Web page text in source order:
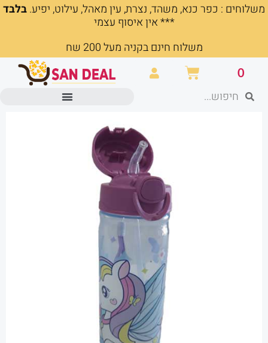
דילוג
משלוחים : כפר כנא, משהד, נצרת, עין מאהל, עילוט, יפיע.בלבד
*** אין איסוף עצמי
משלוח חינם בקניה מעל 200 שח
0 עגלת
קניות חיפושחיפוש